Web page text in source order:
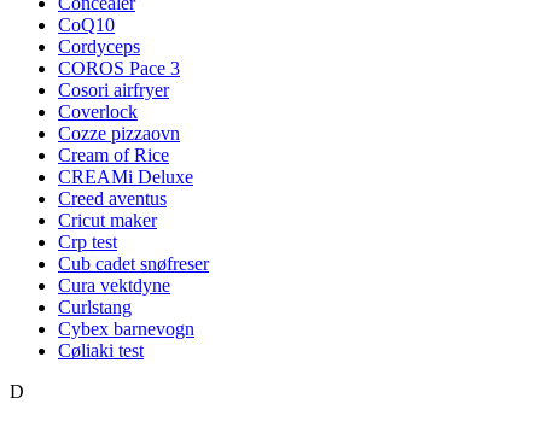
CoQ10
Cordyceps
COROS Pace 3
Cosori airfryer
Coverlock
Cozze pizzaovn
Cream of Rice
CREAMi Deluxe
Creed aventus
Cricut maker
Crp test
Cub cadet snøfreser
Cura vektdyne
Curlstang
Cybex barnevogn
Cøliaki test
D